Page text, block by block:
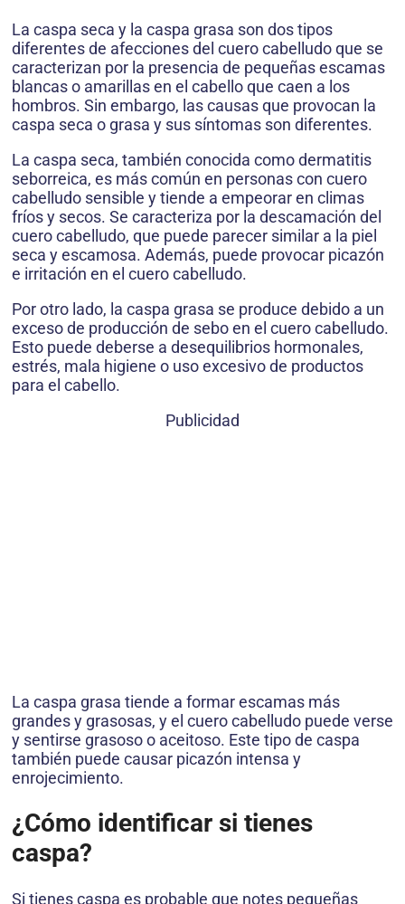
La caspa seca y la caspa grasa son dos tipos
diferentes de afecciones del cuero cabelludo que se
caracterizan por la presencia de pequeñas escamas
blancas o amarillas en el cabello que caen a los
hombros. Sin embargo, las causas que provocan la
caspa seca o grasa y sus síntomas son diferentes.
La caspa seca, también conocida como dermatitis
seborreica, es más común en personas con cuero
cabelludo sensible y tiende a empeorar en climas
fríos y secos. Se caracteriza por la descamación del
cuero cabelludo, que puede parecer similar a la piel
seca y escamosa. Además, puede provocar picazón
e irritación en el cuero cabelludo.
Por otro lado, la caspa grasa se produce debido a un
exceso de producción de sebo en el cuero cabelludo.
Esto puede deberse a desequilibrios hormonales,
estrés, mala higiene o uso excesivo de productos
para el cabello.
Publicidad
La caspa grasa tiende a formar escamas más
grandes y grasosas, y el cuero cabelludo puede verse
y sentirse grasoso o aceitoso. Este tipo de caspa
también puede causar picazón intensa y
enrojecimiento.
¿Cómo identificar si tienes
caspa?
Si tienes caspa es probable que notes pequeñas